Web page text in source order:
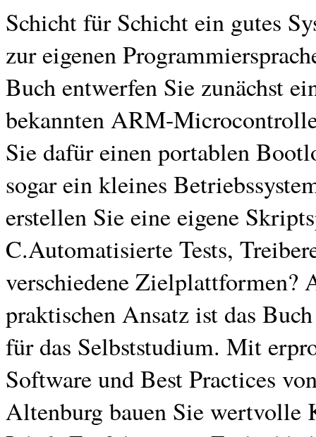
Schicht für Schicht ein gutes
zur eigenen
Buch entwerfen Sie zunächst
bekannten ARM-
Sie dafür einen portablen
sogar ein kleines
erstellen Sie eine eigene
C.Automatisierte Tests,
verschiedene Zielplattformen?
praktischen Ansatz ist das
für das Selbststudium. Mit
Software und Best Practices
Altenburg bauen Sie wertvolle